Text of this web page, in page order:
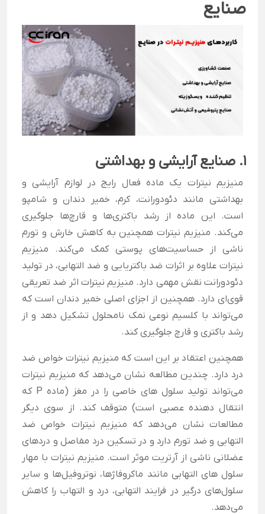
صنایع
1. صنایع آرایشی و بهداشتی
منیزیم نیترات یک ماده فعال رایج در لوازم آرایشی و
بهداشتی مانند دئودورانت، کرم، خمیر دندان و شامپو
است. این ماده از رشد باکتری‌ها و قارچ‌ها جلوگیری
می‌کند. منیزیم نیترات همچنین به کاهش خارش و تورم
ناشی از حساسیت‌های پوستی کمک می‌کند. منیزیم
نیترات علاوه بر اثرات ضد باکتریایی و ضد التهابی، در تولید
دئودورانت نقش مهمی دارد. منیزیم نیترات اثر ضد تعریقی
قوی‌ای دارد. همچنین از اجزای اصلی خمیر دندان است که
می‌تواند با کلسیم نوعی نمک نامحلول تشکیل دهد و از
رشد باکتری و قارچ جلوگیری کند.
همچنین اعتقاد بر این است که منیزیم نیترات خواص ضد
درد دارد. چندین مطالعه نشان می‌دهد که منیزیم نیترات
می‌تواند تولید سلول های خاصی را در مغز (ماده P که
انتقال دهنده عصبی است) متوقف کند. از سوی دیگر
مطالعات نشان می‌دهد که منیزیم نیترات خواص ضد
التهابی و ضد تورم دارد و در تسکین درد مفاصل و دردهای
عضلانی ناشی از آرتریت موثر است. منیزیم نیترات با مهار
سلول های التهابی مانند ماکروفاژها، نوتروفیل‌ها و سایر
سلول‌های درگیر در فرایند التهابی، درد و التهاب را کاهش
می‌دهد.